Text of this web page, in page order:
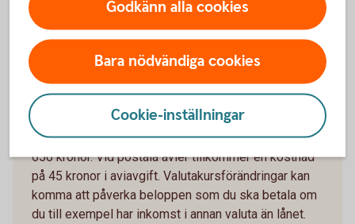
belopp att betala om räntan är oförändrad under
lånets löptid är 1 974 121 kronor. Antalet
Exemplet bygger på månatliga aviseringar, utan
uppläggningsavgift eller aviseringskostnad,
förutsatt att du är Nyckelkund och aviseras digitalt.
För ej Nyckelkund tillkommer uppläggningsavgift på
650 kronor. Vid postala avier tillkommer en kostnad
på 45 kronor i aviavgift. Valutakursförändringar kan
komma att påverka beloppen som du ska betala om
du till exempel har inkomst i annan valuta än lånet.
Godkänn alla cookies
Bara nödvändiga cookies
Cookie-inställningar